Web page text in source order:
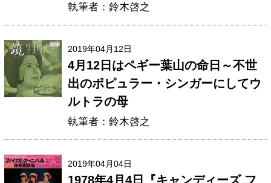
執筆者：鈴木啓之
2019年04月12日
4月12日はペギー葉山の命日～不世
出のポピュラー・シンガーにしてウ
ルトラの母
執筆者：鈴木啓之
2019年04月04日
1978年4月4日『キャンディーズ フ